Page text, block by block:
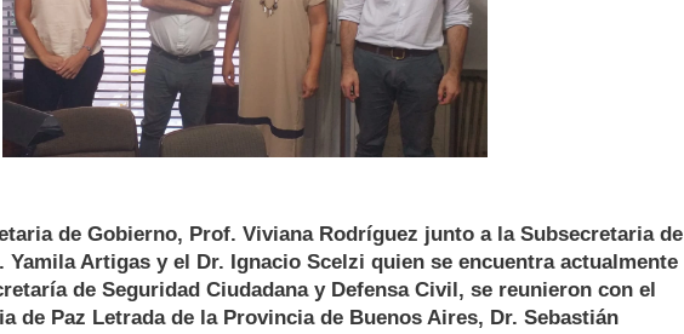
de Gobierno, Prof. Viviana Rodríguez junto a la Subsecretaria de
Yamila Artigas y el Dr. Ignacio Scelzi quien se encuentra actualmente
de Seguridad Ciudadana y Defensa Civil, se reunieron con el
de Paz Letrada de la Provincia de Buenos Aires, Dr. Sebastián